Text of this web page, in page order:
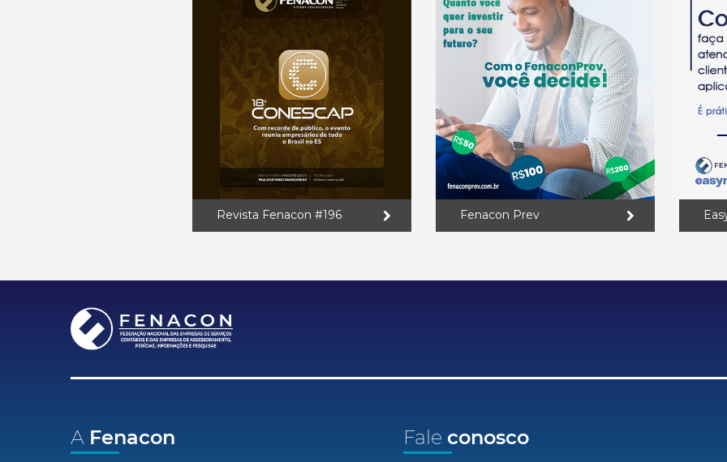
Revista Fenacon #196 Fenacon Prev
A Fenacon Fale conosco